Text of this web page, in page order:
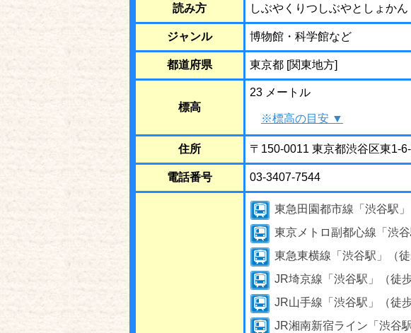
読み方 しぶやくりつしぶやとしょかん
ジャンル 博物館・科学館など
都道府県 東京都 [関東地方]
標高
23 メートル
※標高の目安 ▼
住所 〒150-0011 東京都渋谷区東1-
電話番号 03-3407-7544
東急田園都市線「渋谷駅」
東京メトロ副都心線「渋谷
東急東横線「渋谷駅」（徒
JR埼京線「渋谷駅」（徒歩
JR山手線「渋谷駅」（徒歩
JR湘南新宿ライン「渋谷